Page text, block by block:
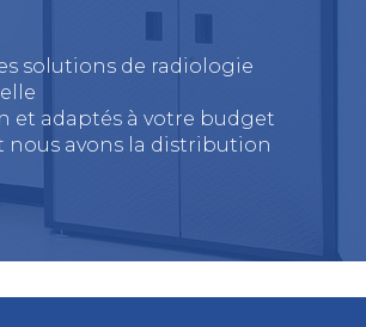
solutions de radiologie
et adaptés à votre budget
avons la distribution